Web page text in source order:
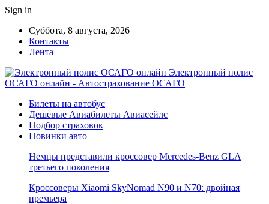
Sign in
Суббота, 8 августа, 2026
Контакты
Лента
Электронный полис
ОСАГО онлайн - Автострахование ОСАГО
Билеты на автобус
Дешевые Авиабилеты Авиасейлс
Подбор страховок
Новинки авто
Немцы представили кроссовер Mercedes-Benz GLA
третьего поколения
Кроссоверы Xiaomi SkyNomad N90 и N70: двойная
премьера